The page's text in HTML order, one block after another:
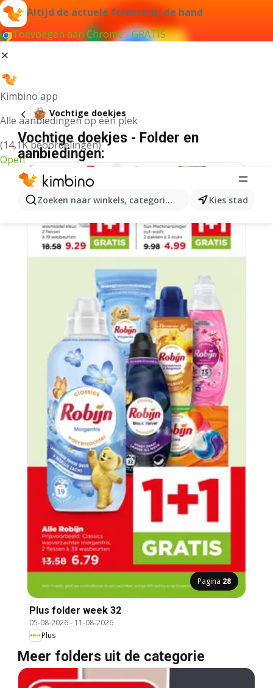
Altijd de actuele folders bij de hand
Toevoegen aan Chrome - GRATIS
Kimbino app
Alle aanbiedingen op één plek
(14,1K beoordelingen)
Open
Zoeken naar winkels, categorieën, producten...
Kies stad
Vochtige doekjes
Vochtige doekjes - Folder en
aanbiedingen:
Pagina 28
Plus folder week 32
05-08-2026- 11-08-2026
Plus
Meer folders uit de categorie